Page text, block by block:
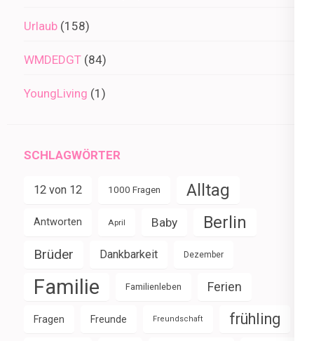
Urlaub (158)
WMDEDGT (84)
YoungLiving (1)
SCHLAGWÖRTER
12 von 12 1000 Fragen Alltag
Antworten April Baby Berlin
Brüder Dankbarkeit Dezember
Familie Familienleben Ferien
Fragen Freunde Freundschaft frühling